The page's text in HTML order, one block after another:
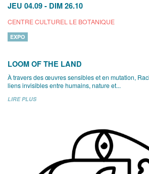
JEU 04.09 - DIM 26.10
CENTRE CULTUREL LE BOTANIQUE
EXPO
LOOM OF THE LAND
À travers des œuvres sensibles et en mutation,
liens invisibles entre humains, nature et...
LIRE PLUS